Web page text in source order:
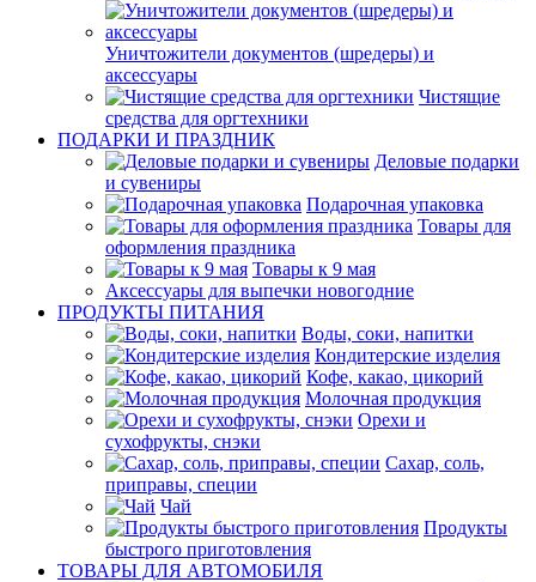
Уничтожители документов (шредеры) и
аксессуары
Чистящие
средства для оргтехники
ПОДАРКИ И ПРАЗДНИК
Деловые подарки
и сувениры
Подарочная упаковка
Товары для
оформления праздника
Товары к 9 мая
Аксессуары для выпечки новогодние
ПРОДУКТЫ ПИТАНИЯ
Воды, соки, напитки
Кондитерские изделия
Кофе, какао, цикорий
Молочная продукция
Орехи и
сухофрукты, снэки
Сахар, соль,
приправы, специи
Чай
Продукты
быстрого приготовления
ТОВАРЫ ДЛЯ АВТОМОБИЛЯ